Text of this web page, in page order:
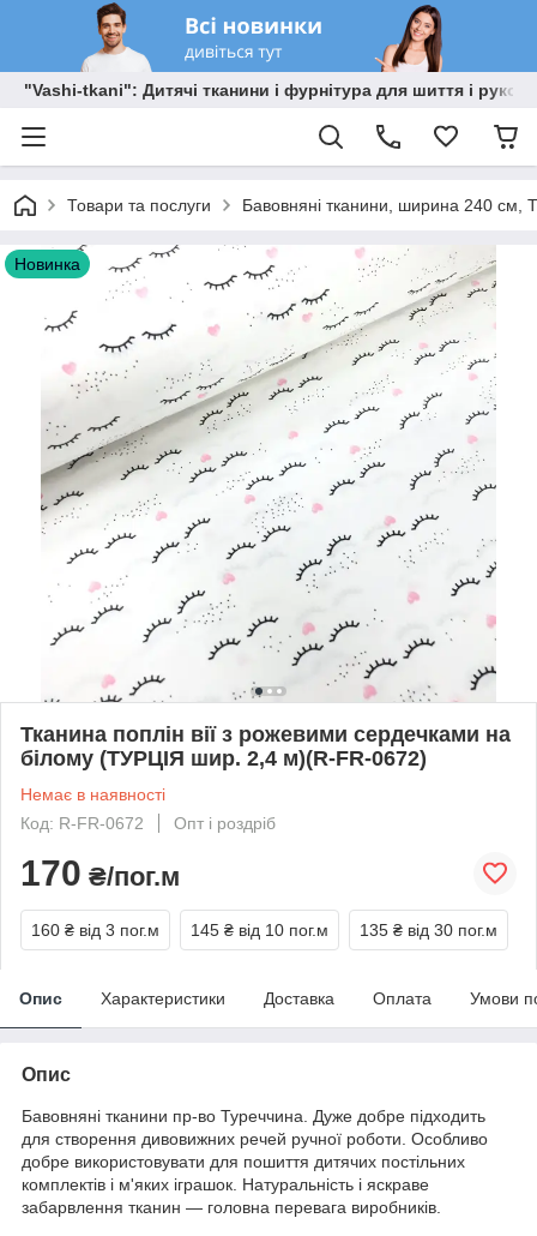
"Vashi-tkani": Дитячі тканини і фурнітура для шиття і
Товари та послуги Бавовняні тканини, ширина 240 см,
Новинка
Тканина поплін вії з рожевими сердечками на
білому (ТУРЦІЯ шир. 2,4 м)(R-FR-0672)
Немає в наявності
Код: R-FR-0672
Опт і роздріб
170 ₴/пог.м
160 ₴ від 3 пог.м 145 ₴ від 10 пог.м 135 ₴ від 30 пог.м
Опис Характеристики Доставка Оплата Умови
Опис
Бавовняні тканини пр-во Туреччина. Дуже добре підходить
для створення дивовижних речей ручної роботи. Особливо
добре використовувати для пошиття дитячих постільних
комплектів і м'яких іграшок. Натуральність і яскраве
забарвлення тканин — головна перевага виробників.